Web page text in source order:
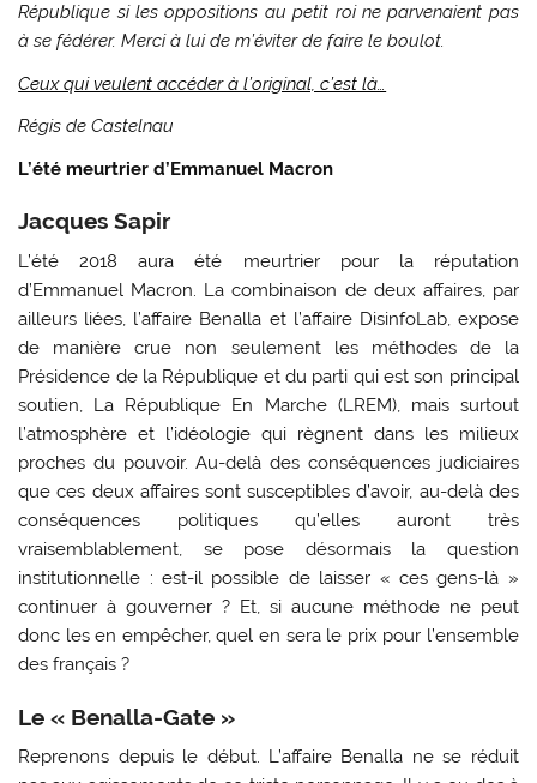
République si les oppositions au petit roi ne parvenaient pas
à se fédérer. Merci à lui de m’éviter de faire le boulot.
Ceux qui veulent accéder à l’original, c’est là…
Régis de Castelnau
L’été meurtrier d’Emmanuel Macron
Jacques Sapir
L’été 2018 aura été meurtrier pour la réputation
d’Emmanuel Macron. La combinaison de deux affaires, par
ailleurs liées, l’affaire Benalla et l’affaire DisinfoLab, expose
de manière crue non seulement les méthodes de la
Présidence de la République et du parti qui est son principal
soutien, La République En Marche (LREM), mais surtout
l’atmosphère et l’idéologie qui règnent dans les milieux
proches du pouvoir. Au-delà des conséquences judiciaires
que ces deux affaires sont susceptibles d’avoir, au-delà des
conséquences politiques qu’elles auront très
vraisemblablement, se pose désormais la question
institutionnelle : est-il possible de laisser « ces gens-là »
continuer à gouverner ? Et, si aucune méthode ne peut
donc les en empêcher, quel en sera le prix pour l’ensemble
des français ?
Le « Benalla-Gate »
Reprenons depuis le début. L’affaire Benalla ne se réduit